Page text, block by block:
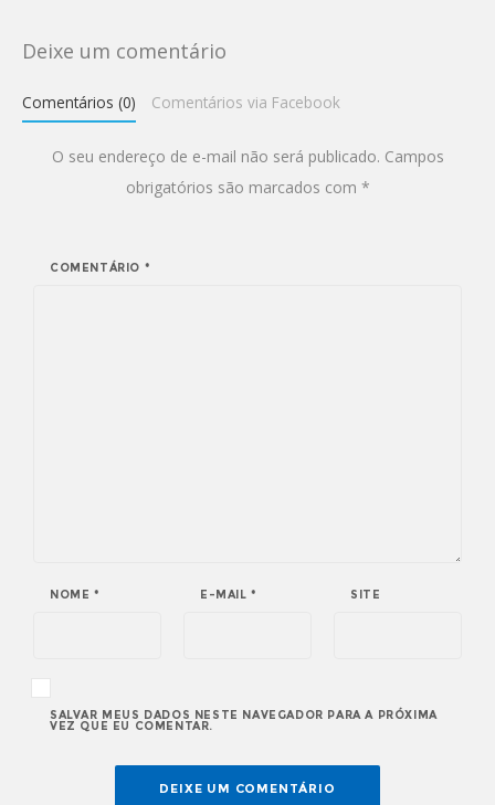
Deixe um comentário
Comentários (0) Comentários via Facebook
O seu endereço de e-mail não será publicado. Campos
obrigatórios são marcados com *
COMENTÁRIO *
NOME * E-MAIL* SITE
SALVAR MEUS DADOS NESTE NAVEGADOR PARA A PRÓXIMA
VEZ QUE EU COMENTAR.